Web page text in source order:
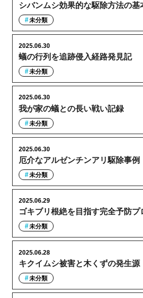
シバンムシ効果的な駆除方法の基
未分類
蟻の行列を追跡侵入経路発見記
2025.06.30
未分類
我が家の蟻との長い戦い記録
2025.06.30
未分類
厄介なアルゼンチンアリ駆除事例
2025.06.30
未分類
ゴキブリ根絶を目指す完全予防プ
2025.06.29
未分類
キクイムシ被害と木くずの発生源
2025.06.28
未分類